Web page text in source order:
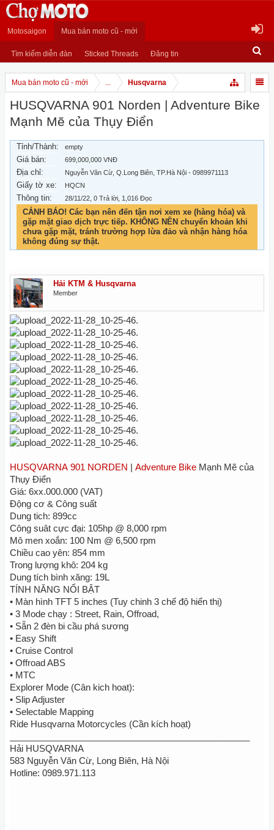
Motosaigon Mua bán moto cũ - mới
Tìm kiếm diễn đàn Sticked Threads Đăng tin
Mua bán moto cũ - mới ... Husqvarna
HUSQVARNA 901 Norden | Adventure Bike
Mạnh Mẽ của Thụy Điển
Tỉnh/Thành: empty
Giá bán: 699,000,000 VNĐ
Địa chỉ: Nguyễn Văn Cừ, Q.Long Biên, TP.Hà Nội - 0989971113
Giấy tờ xe: HQCN
Thông tin: 28/11/22 , 0 Trả lời, 1,016 Đọc
CẢNH BÁO! Các bạn nên đến tận nơi xem xe (hàng hóa) và
gặp mặt giao dịch trực tiếp. KHÔNG NÊN chuyển khoản khi
chưa gặp mặt, tránh trường hợp lừa đảo và nhận hàng hóa
không đúng sự thật.
Hải KTM & Husqvarna
Member
HUSQVARNA 901 NORDEN Adventure Bike Mạnh Mẽ của
Thụy Điển
Giá: 6xx.000.000 (VAT)
Động cơ & Công suất
Dung tich: 899cc
Công suât cực đại: 105hp @ 8,000 rpm
Mô men xoắn: 100 Nm @ 6,500 rpm
Chiều cao yên: 854 mm
Trong lượng khô: 204 kg
Dung tích bình xăng: 19L
TÍNH NĂNG NỔI BẬT
• Màn hình TFT 5 inches (Tuy chinh 3 chế độ hiển thị)
• 3 Mode chạy : Street, Rain, Offroad,
• Sẵn 2 đèn bi cầu phá sương
• Easy Shift
• Cruise Control
• Offroad ABS
• MTC
Explorer Mode (Cân kich hoat):
• Slip Adjuster
• Selectable Mapping
Ride Husqvarna Motorcycles (Cần kích hoạt)
Hải HUSQVARNA
583 Nguyễn Văn Cừ, Long Biên, Hà Nội
Hotline: 0989.971.113